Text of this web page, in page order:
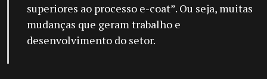
superiores ao processo e-coat”. Ou seja, muitas
mudanças que geram trabalho e
desenvolvimento do setor.